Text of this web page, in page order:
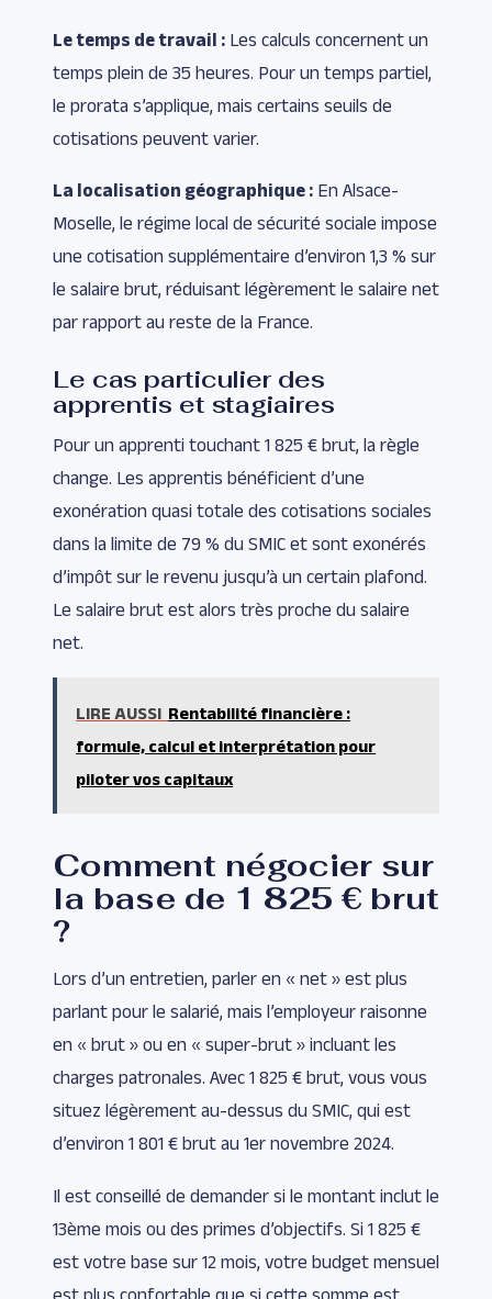
Le temps de travail : Les calculs concernent un
temps plein de 35 heures. Pour un temps partiel,
le prorata s’applique, mais certains seuils de
cotisations peuvent varier.
La localisation géographique : En Alsace-
Moselle, le régime local de sécurité sociale impose
une cotisation supplémentaire d’environ 1,3 % sur
le salaire brut, réduisant légèrement le salaire net
par rapport au reste de la France.
Le cas particulier des
apprentis et stagiaires
Pour un apprenti touchant 1 825 € brut, la règle
change. Les apprentis bénéficient d’une
exonération quasi totale des cotisations sociales
dans la limite de 79 % du SMIC et sont exonérés
d’impôt sur le revenu jusqu’à un certain plafond.
Le salaire brut est alors très proche du salaire
net.
LIRE AUSSI Rentabilité financière :
formule, calcul et interprétation pour
piloter vos capitaux
Comment négocier sur
la base de 1 825 € brut
?
Lors d’un entretien, parler en « net » est plus
parlant pour le salarié, mais l’employeur raisonne
en « brut » ou en « super-brut » incluant les
charges patronales. Avec 1 825 € brut, vous vous
situez légèrement au-dessus du SMIC, qui est
d’environ 1 801 € brut au 1er novembre 2024.
Il est conseillé de demander si le montant inclut le
13ème mois ou des primes d’objectifs. Si 1 825 €
est votre base sur 12 mois, votre budget mensuel
est plus confortable que si cette somme est